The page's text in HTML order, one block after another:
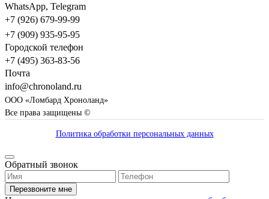
WhatsApp, Telegram
+7 (926) 679-99-99
+7 (909) 935-95-95
Городской телефон
+7 (495) 363-83-56
Почта
info@chronoland.ru
ООО «Ломбард Хроноланд»
Все права защищены ©
Политика обработки персональных данных
Обратный звонок
Перезвоните мне